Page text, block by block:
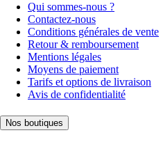
Qui sommes-nous ?
Contactez-nous
Conditions générales de vente
Retour & remboursement
Mentions légales
Moyens de paiement
Tarifs et options de livraison
Avis de confidentialité
Nos boutiques